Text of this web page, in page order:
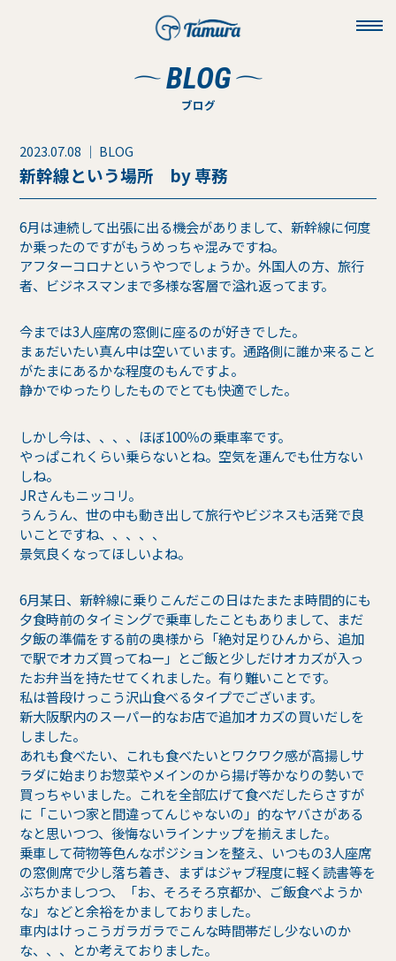
BLOG
ブログ
2023.07.08 ｜ BLOG
新幹線という場所 by 専務
6月は連続して出張に出る機会がありまして、新幹線に何度
か乗ったのですがもうめっちゃ混みですね。
アフターコロナというやつでしょうか。外国人の方、旅行
者、ビジネスマンまで多様な客層で溢れ返ってます。
今までは3人座席の窓側に座るのが好きでした。
まぁだいたい真ん中は空いています。通路側に誰か来ること
がたまにあるかな程度のもんですよ。
静かでゆったりしたものでとても快適でした。
しかし今は、、、、ほぼ100％の乗車率です。
やっぱこれくらい乗らないとね。空気を運んでも仕方ない
しね。
JRさんもニッコリ。
うんうん、世の中も動き出して旅行やビジネスも活発で良
いことですね、、、、、
景気良くなってほしいよね。
6月某日、新幹線に乗りこんだこの日はたまたま時間的にも
夕食時前のタイミングで乗車したこともありまして、まだ
夕飯の準備をする前の奥様から「絶対足りひんから、追加
で駅でオカズ買ってねー」とご飯と少しだけオカズが入っ
たお弁当を持たせてくれました。有り難いことです。
私は普段けっこう沢山食べるタイプでございます。
新大阪駅内のスーパー的なお店で追加オカズの買いだしを
しました。
あれも食べたい、これも食べたいとワクワク感が高揚しサ
ラダに始まりお惣菜やメインのから揚げ等かなりの勢いで
買っちゃいました。これを全部広げて食べだしたらさすが
に「こいつ家と間違ってんじゃないの」的なヤバさがある
なと思いつつ、後悔ないラインナップを揃えました。
乗車して荷物等色んなポジションを整え、いつもの3人座席
の窓側席で少し落ち着き、まずはジャブ程度に軽く読書等を
ぶちかましつつ、「お、そろそろ京都か、ご飯食べようか
な」などと余裕をかましておりました。
車内はけっこうガラガラでこんな時間帯だし少ないのか
な、、、とか考えておりました。